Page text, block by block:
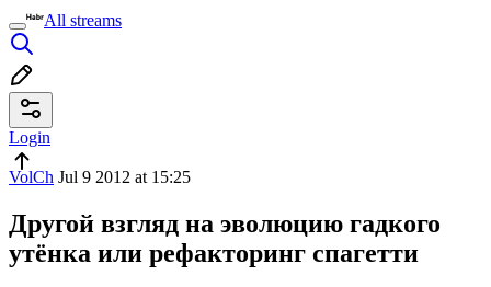
All streams
Login
VolCh Jul 9 2012 at 15:25
Другой взгляд на эволюцию гадкого
утёнка или рефакторинг спагетти